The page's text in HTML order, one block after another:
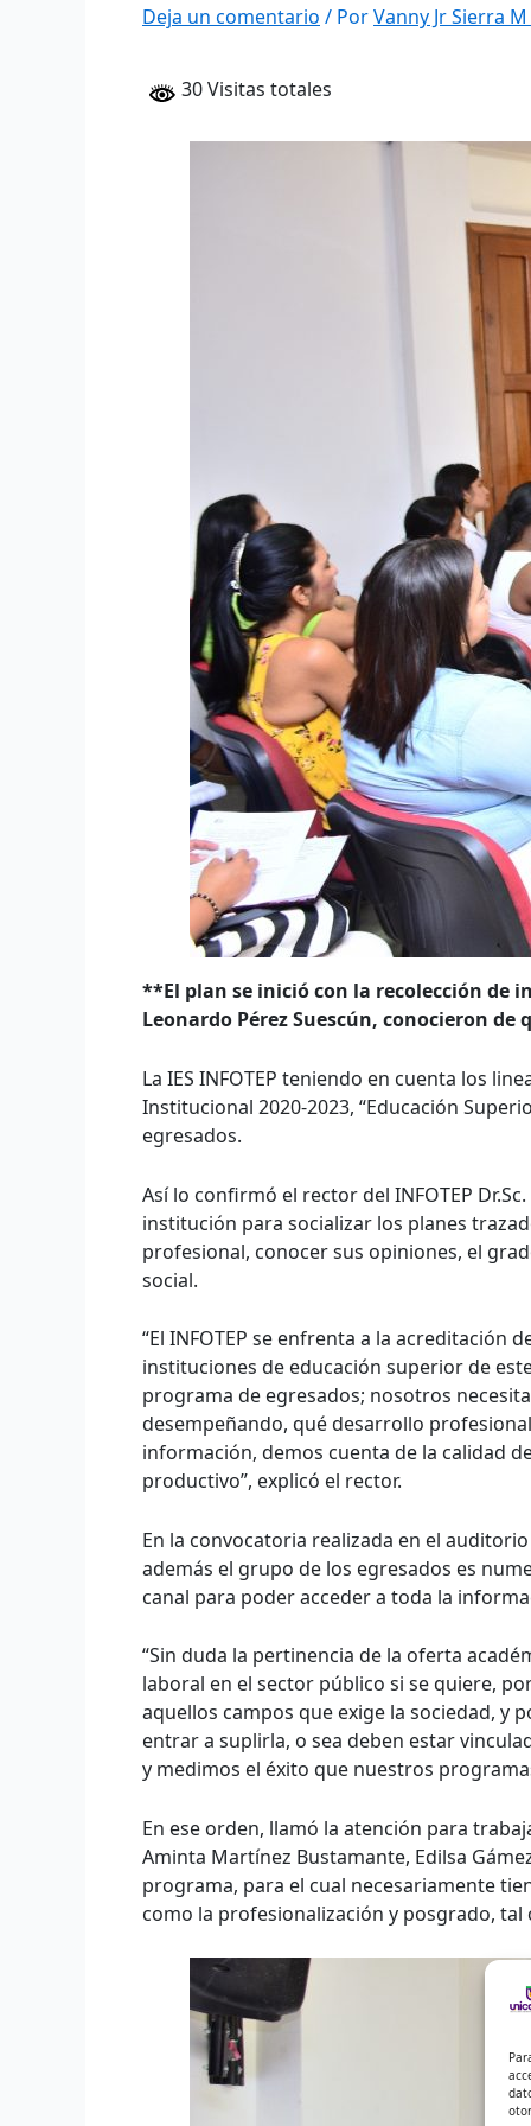
Deja un comentario / PorVanny Jr Sierra M
30 Visitas totales
**El plan se inició con la recolección de
Leonardo Pérez Suescún, conocieron
La IES INFOTEP teniendo en cuenta los
Institucional 2020-2023, “Educación
egresados.
Así lo confirmó el rector del INFOTEP
institución para socializar los planes
profesional, conocer sus opiniones, el
social.
“El INFOTEP se enfrenta a la acreditación
instituciones de educación superior de
programa de egresados; nosotros
desempeñando, qué desarrollo
información, demos cuenta de la calidad
productivo”, explicó el rector.
En la convocatoria realizada en el
además el grupo de los egresados es
canal para poder acceder a toda la
“Sin duda la pertinencia de la oferta
laboral en el sector público si se quiere,
aquellos campos que exige la sociedad, y
entrar a suplirla, o sea deben estar
y medimos el éxito que nuestros
En ese orden, llamó la atención para
Aminta Martínez Bustamante, Edilsa
programa, para el cual necesariamente
como la profesionalización y posgrado,